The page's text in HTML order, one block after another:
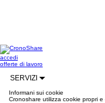
accedi
offerte di lavoro
SERVIZI
Informani sui cookie
Cronoshare utilizza cookie propri